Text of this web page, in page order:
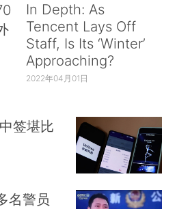
In Depth: As
Tencent Lays Off
Staff, Is Its ‘Winter’
Approaching?
2022年04月01日
签堪比
名警员